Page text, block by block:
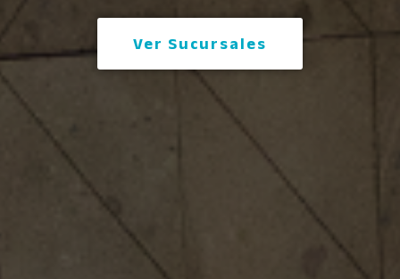
Ver Sucursales